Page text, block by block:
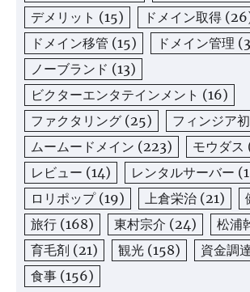
デメリット (15) ドメイン取得
ドメイン移管 (15) ドメイン管理
ノーブランド (13)
ビクターエンタテインメント (16)
ファクタリング (25) フィンジア
ムームードメイン (223) モウダス
レビュー (14) レンタルサーバー
ロリポップ(19) 上倉栄治 (21)
旅行 (168) 東村宗介 (24) 松浦
育毛剤 (21) 観光 (158) 資金調
食事 (156)